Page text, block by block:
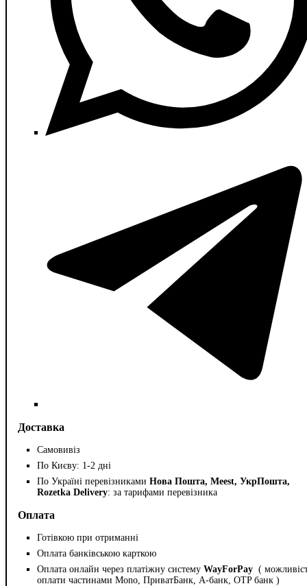
Доставка
Самовивіз
По Києву: 1-2 дні
По Україні перевізниками Нова Пошта, Meest, УкрПошта,
Rozetka Delivery: за тарифами перевізника
Оплата
Готівкою при отриманні
Оплата банківською карткою
Оплата онлайн через платіжну систему WayForPay (
оплати частинами Mono, ПриватБанк, А-банк, OTP банк )